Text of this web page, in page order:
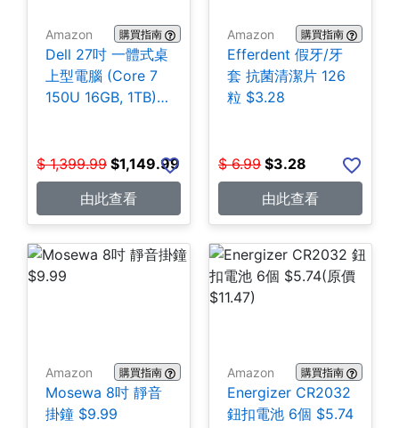
Amazon 購買指南
Dell 27吋 一體式桌
上型電腦 (Core 7
150U 16GB, 1TB)
$ 1,399.99 $1,149.99
由此查看
Amazon 購買指南
Efferdent 假牙/牙
套 抗菌清潔片 126
粒 $3.28
$ 6.99 $3.28
由此查看
Amazon 購買指南
Mosewa 8吋 靜音
掛鐘 $9.99
Amazon 購買指南
Energizer CR2032
鈕扣電池 6個 $5.74